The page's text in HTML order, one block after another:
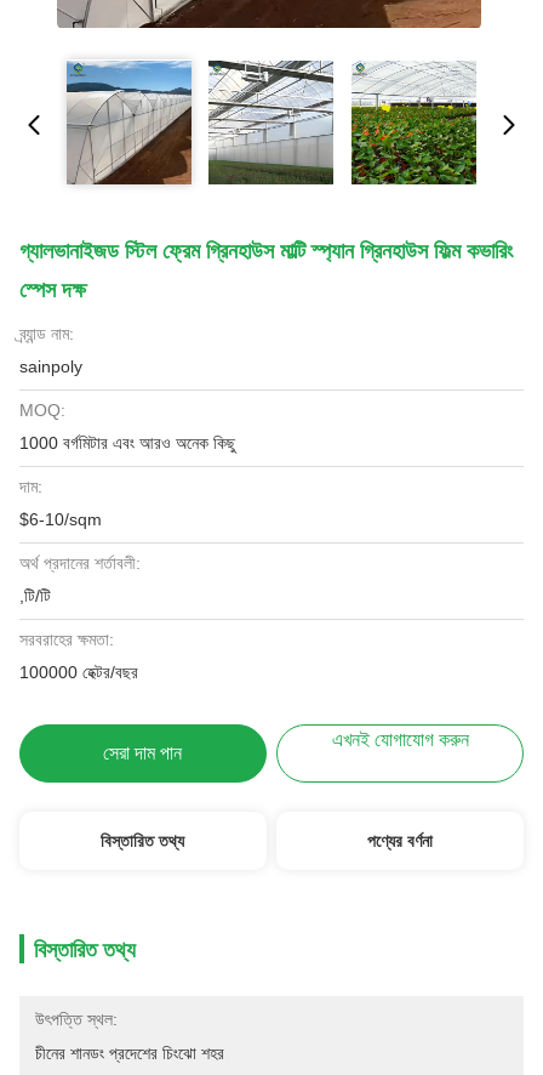
গ্যালভানাইজড স্টিল ফ্রেম গ্রিনহাউস মাল্টি স্প্যান গ্রিনহাউস ফিল্ম কভারিং
স্পেস দক্ষ
ব্র্যান্ড নাম:
sainpoly
MOQ:
1000 বর্গমিটার এবং আরও অনেক কিছু
দাম:
$6-10/sqm
অর্থ প্রদানের শর্তাবলী:
,টি/টি
সরবরাহের ক্ষমতা:
100000 হেক্টর/বছর
সেরা দাম পান
এখনই যোগাযোগ করুন
বিস্তারিত তথ্য পণ্যের বর্ণনা
বিস্তারিত তথ্য
উৎপত্তি স্থল:
চীনের শানডং প্রদেশের চিংঝো শহর